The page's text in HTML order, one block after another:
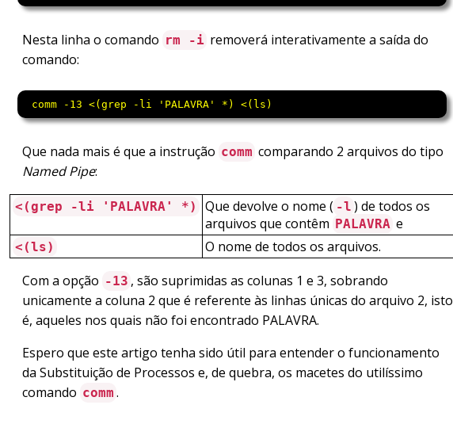
Nesta linha o comando rm -i removerá interativamente a saída do
comando:
comm -13 <(grep -li 'PALAVRA' *) <(ls)
Que nada mais é que a instrução comm comparando 2 arquivos do tipo
Named Pipe:
<(grep -li 'PALAVRA' *) Que devolve o nome ( -l ) de todos os
arquivos que contêm PALAVRA e
<(ls)
O nome de todos os arquivos.
Com a opção -13 , são suprimidas as colunas 1 e 3, sobrando
unicamente a coluna 2 que é referente às linhas únicas do arquivo 2, isto
é, aqueles nos quais não foi encontrado PALAVRA.
Espero que este artigo tenha sido útil para entender o funcionamento
da Substituição de Processos e, de quebra, os macetes do utilíssimo
comando comm .